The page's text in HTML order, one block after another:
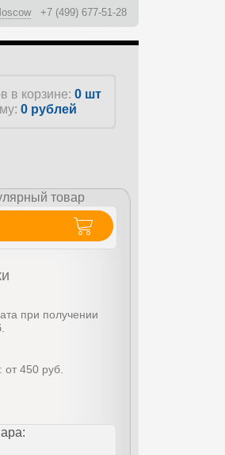
+7 (499) 677-51-28
в корзине: 0 шт
0 рублей
товар
при получении
450 руб.